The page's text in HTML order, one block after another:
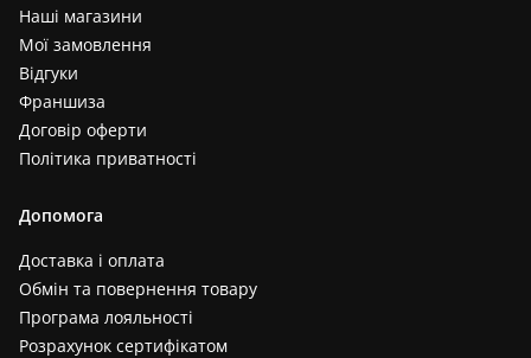
Наші магазини
Мої замовлення
Відгуки
Франшиза
Договір оферти
Політика приватності
Допомога
Доставка і оплата
Обмін та повернення товару
Програма лояльності
Розрахунок сертифікатом